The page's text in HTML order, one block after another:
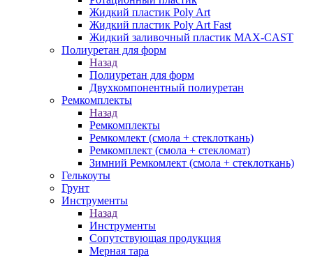
Жидкий пластик Poly Art
Жидкий пластик Poly Art Fast
Жидкий заливочный пластик MAX-CAST
Полиуретан для форм
Назад
Полиуретан для форм
Двухкомпонентный полиуретан
Ремкомплекты
Назад
Ремкомплекты
Ремкомлект (смола + стеклоткань)
Ремкомплект (смола + стекломат)
Зимний Ремкомлект (смола + стеклоткань)
Гелькоуты
Грунт
Инструменты
Назад
Инструменты
Сопутствующая продукция
Мерная тара